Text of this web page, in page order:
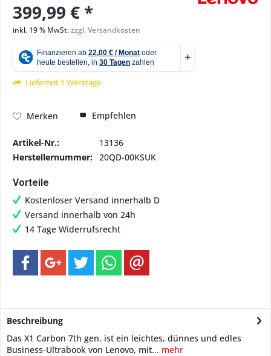
399,99 € *
inkl. 19 % MwSt.zzgl. Versandkosten
Lieferzeit 1 Werktage
Merken Empfehlen
Artikel-Nr.:
13136
Herstellernummer: 20QD-00KSUK
Vorteile
Kostenloser Versand innerhalb D
Versand innerhalb von 24h
14 Tage Widerrufsrecht
Beschreibung
Das X1 Carbon 7th gen. ist ein leichtes, dünnes und edles
Business-Ultrabook von Lenovo, mit... mehr